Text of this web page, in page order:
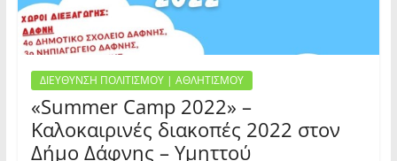
ΔΙΕΥΘΥΝΣΗ ΠΟΛΙΤΙΣΜΟΥ | ΑΘΛΗΤΙΣΜΟΥ
«Summer Camp 2022» –
Καλοκαιρινές διακοπές 2022 στον
Δήμο Δάφνης – Υμηττού